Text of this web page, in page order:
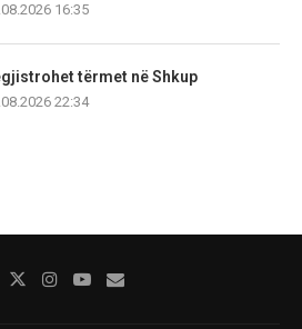
16:35
tërmet në Shkup
22:34